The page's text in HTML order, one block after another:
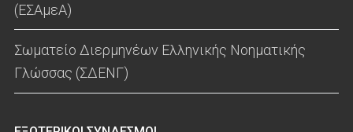
(ΕΣΑμεΑ)
Σωματείο Διερμηνέων Ελληνικής Νοηματικής
Γλώσσας (ΣΔΕΝΓ)